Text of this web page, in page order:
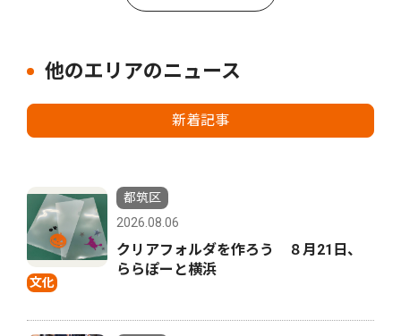
他のエリアのニュース
新着記事
文化
都筑区
2026.08.06
クリアフォルダを作ろう ８月21日、
ららぽーと横浜